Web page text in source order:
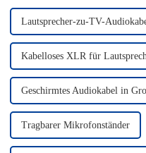
Lautsprecher-zu-TV-
Kabelloses XLR für
Geschirmtes Audiokabel in
Tragbarer Mikrofonständer